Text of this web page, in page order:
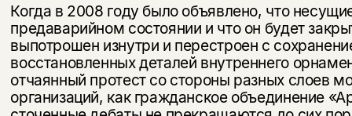
Когда в 2008 году было объявлено, что
предаварийном состоянии и что он будет
выпотрошен изнутри и перестроен с
восстановленных деталей внутреннего
отчаянный протест со стороны разных слоев
организаций, как гражданское объединение